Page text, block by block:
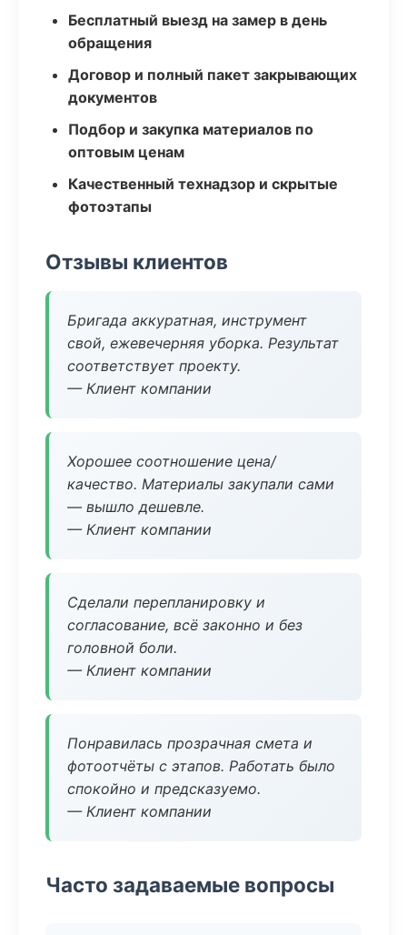
Бесплатный выезд на замер в день
обращения
Договор и полный пакет закрывающих
документов
Подбор и закупка материалов по
оптовым ценам
Качественный технадзор и скрытые
фотоэтапы
Отзывы клиентов
Бригада аккуратная, инструмент
свой, ежевечерняя уборка. Результат
соответствует проекту.
— Клиент компании
Хорошее соотношение цена/
качество. Материалы закупали сами
— вышло дешевле.
— Клиент компании
Сделали перепланировку и
согласование, всё законно и без
головной боли.
— Клиент компании
Понравилась прозрачная смета и
фотоотчёты с этапов. Работать было
спокойно и предсказуемо.
— Клиент компании
Часто задаваемые вопросы